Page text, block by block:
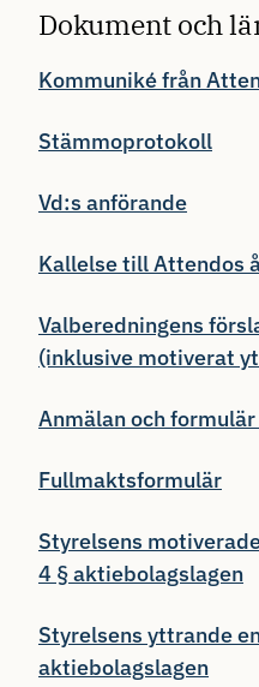
Dokument och
Kommuniké från
Stämmoprotokoll
Vd:s anförande
Kallelse till Attendos
Valberedningens
(inklusive motiverat
Anmälan och
Fullmaktsformulär
Styrelsens
4 § aktiebolagslagen
Styrelsens yttrande
aktiebolagslagen